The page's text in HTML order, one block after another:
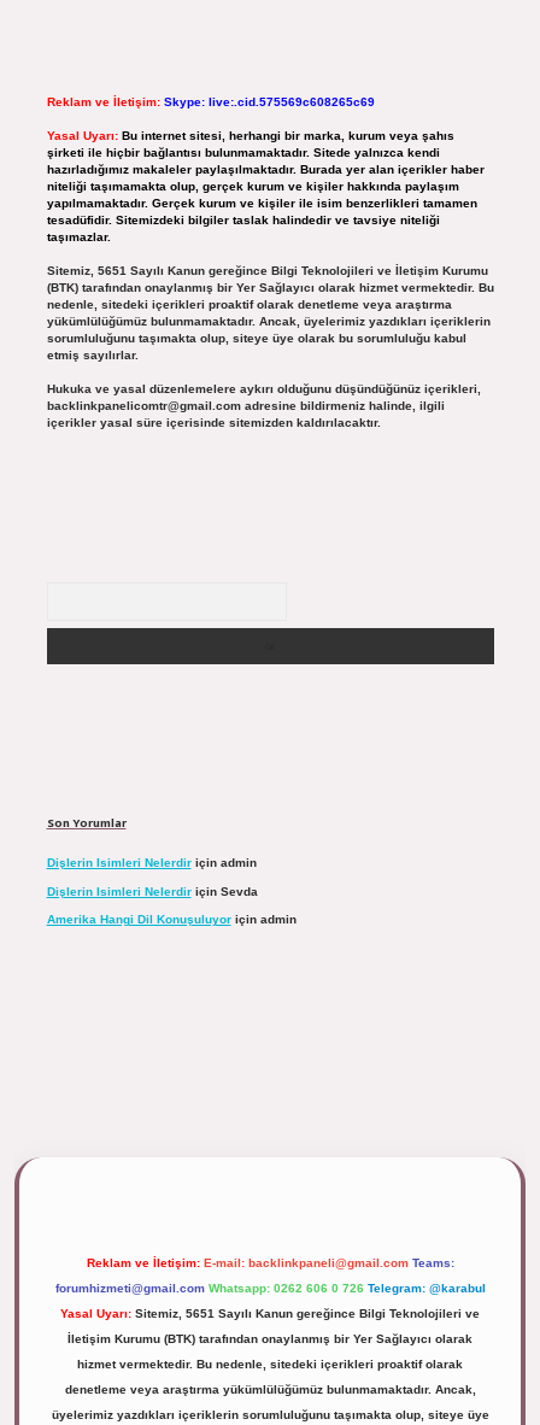
Reklam ve İletişim: Skype: live:.cid.575569c608265c69
Yasal Uyarı: Bu internet sitesi, herhangi bir marka, kurum veya şahıs
şirketi ile hiçbir bağlantısı bulunmamaktadır. Sitede yalnızca kendi
hazırladığımız makaleler paylaşılmaktadır. Burada yer alan içerikler haber
niteliği taşımamakta olup, gerçek kurum ve kişiler hakkında paylaşım
yapılmamaktadır. Gerçek kurum ve kişiler ile isim benzerlikleri tamamen
tesadüfidir. Sitemizdeki bilgiler taslak halindedir ve tavsiye niteliği
taşımazlar.
Sitemiz, 5651 Sayılı Kanun gereğince Bilgi Teknolojileri ve İletişim Kurumu
(BTK) tarafından onaylanmış bir Yer Sağlayıcı olarak hizmet vermektedir. Bu
nedenle, sitedeki içerikleri proaktif olarak denetleme veya araştırma
yükümlülüğümüz bulunmamaktadır. Ancak, üyelerimiz yazdıkları içeriklerin
sorumluluğunu taşımakta olup, siteye üye olarak bu sorumluluğu kabul
etmiş sayılırlar.
Hukuka ve yasal düzenlemelere aykırı olduğunu düşündüğünüz içerikleri,
backlinkpanelicomtr@gmail.comadresine bildirmeniz halinde, ilgili
içerikler yasal süre içerisinde sitemizden kaldırılacaktır.
Son Yorumlar
Dişlerin Isimleri Nelerdiriçin admin
Dişlerin Isimleri Nelerdiriçin Sevda
Amerika Hangi Dil Konuşuluyoriçin admin
Reklam ve İletişim: E-mail: backlinkpaneli@gmail.com Teams:
forumhizmeti@gmail.com Whatsapp: 0262 606 0 726 Telegram: @karabul
Yasal Uyarı: Sitemiz, 5651 Sayılı Kanun gereğince Bilgi Teknolojileri ve
İletişim Kurumu (BTK) tarafından onaylanmış bir Yer Sağlayıcı olarak
hizmet vermektedir. Bu nedenle, sitedeki içerikleri proaktif olarak
denetleme veya araştırma yükümlülüğümüz bulunmamaktadır. Ancak,
üyelerimiz yazdıkları içeriklerin sorumluluğunu taşımakta olup, siteye üye